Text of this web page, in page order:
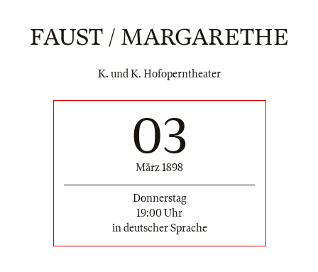
FAUST / MARGARETHE
K. und K. Hofoperntheater
03
März 1898
Donnerstag
19:00 Uhr
in deutscher Sprache